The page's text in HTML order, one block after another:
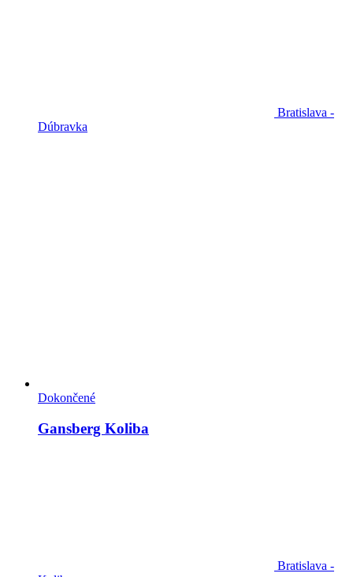
Bratislava -
Dúbravka
Dokončené
Gansberg Koliba
Bratislava -